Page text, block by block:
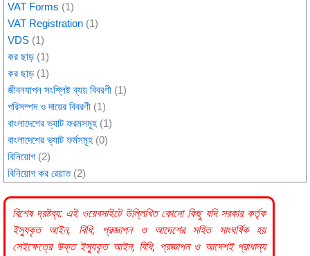
VAT Forms (1)
VAT Registration (1)
VDS (1)
কর ছাড় (1)
কর ছাড় (1)
জীবনযাপন সংশ্লিষ্ট ব্যয় বিবরণী (1)
পরিসম্পদ ও দায়ের বিবরণী (1)
বাংলাদেশের ভ্যাট ফরমসমূহ (1)
বাংলাদেশের ভ্যাট ফর্মসমূহ (0)
বিনিয়োগ (2)
বিনিয়োগ কর রেয়াত(2)
বিশেষ দ্রষ্টব্য: এই ওয়েবসাইটে উল্লিখিত কোনো কিছু যদি সরকারকর্তৃক
ইস্যুকৃত আইন, বিধি, প্রজ্ঞাপন ও আদেশের সহিত সাংঘর্ষিক হয়
সেইক্ষেত্রে উক্ত ইস্যুকৃত আইন, বিধি, প্রজ্ঞাপন ও আদেশই প্রাধান্য